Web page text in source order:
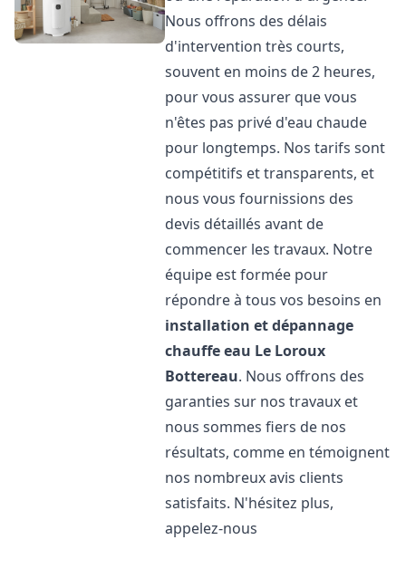
Nous offrons des délais
d'intervention très courts,
souvent en moins de 2 heures,
pour vous assurer que vous
n'êtes pas privé d'eau chaude
pour longtemps. Nos tarifs sont
compétitifs et transparents, et
nous vous fournissions des
devis détaillés avant de
commencer les travaux. Notre
équipe est formée pour
répondre à tous vos besoins en
installation et dépannage
chauffe eau Le Loroux
Bottereau. Nous offrons des
garanties sur nos travaux et
nous sommes fiers de nos
résultats, comme en témoignent
nos nombreux avis clients
satisfaits. N'hésitez plus,
appelez-nous